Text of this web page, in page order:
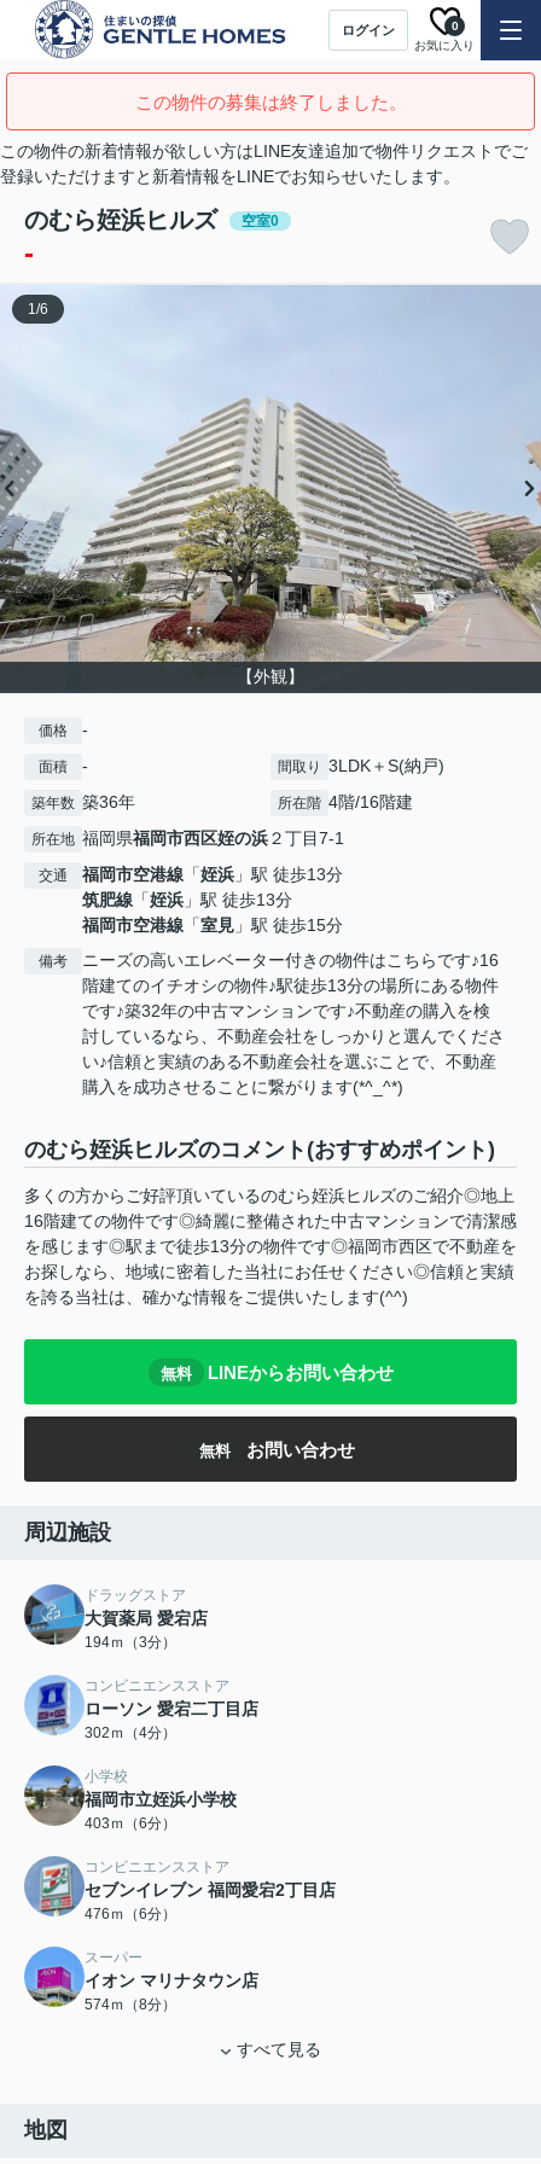
ログイン
お気に入り
0
この物件の募集は終了しました。
この物件の新着情報が欲しい方はLINE友達追加で物件リクエストでご
登録いただけますと新着情報をLINEでお知らせいたします。
のむら姪浜ヒルズ 空室0
-
【外観】
1/6
価格 -
面積 - 間取り 3LDK＋S(納戸)
築年数 築36年 所在階 4階/16階建
所在地 福岡県福岡市西区姪の浜２丁目7-1
交通 福岡市空港線 「姪浜 」駅 徒歩13分
筑肥線 「姪浜 」駅 徒歩13分
福岡市空港線 「室見 」駅 徒歩15分
備考
ニーズの高いエレベーター付きの物件はこちらです♪16
階建てのイチオシの物件♪駅徒歩13分の場所にある物件
です♪築32年の中古マンションです♪不動産の購入を検
討しているなら、不動産会社をしっかりと選んでくださ
い♪信頼と実績のある不動産会社を選ぶことで、不動産
購入を成功させることに繋がります(*^_^*)
のむら姪浜ヒルズのコメント(おすすめポイント)
多くの方からご好評頂いているのむら姪浜ヒルズのご紹介◎地上
16階建ての物件です◎綺麗に整備された中古マンションで清潔感
を感じます◎駅まで徒歩13分の物件です◎福岡市西区で不動産を
お探しなら、地域に密着した当社にお任せください◎信頼と実績
を誇る当社は、確かな情報をご提供いたします(^^)
無料 LINEからお問い合わせ
無料 お問い合わせ
周辺施設
ドラッグストア
大賀薬局 愛宕店
194ｍ（3分）
コンビニエンスストア
ローソン 愛宕二丁目店
302ｍ（4分）
小学校
福岡市立姪浜小学校
403ｍ（6分）
コンビニエンスストア
セブンイレブン 福岡愛宕2丁目店
476ｍ（6分）
スーパー
イオン マリナタウン店
574ｍ（8分）
すべて見る
地図